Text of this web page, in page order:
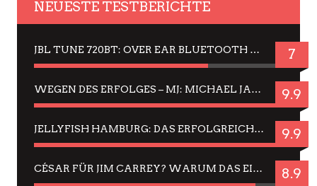
NEUESTE TESTBERICHTE
JBL TUNE 720BT: OVER EAR BLUETOOTH KOPFHÖRER UM DIE 50,-€ IM DAUER-TEST 7
WEGEN DES ERFOLGES – MJ: MICHAEL JACKSON MUSICAL IN EINER MATINEE SEHEN 9.9
JELLYFISH HAMBURG: DAS ERFOLGREICHE SOMMER-MENÜ 2025 IN GEFÜHLEN UND BILDERN 9.9
CÉSAR FÜR JIM CARREY? WARUM DAS EINER DER NERVIGSTEN ACTORS IST UND BLEIBT 8.9